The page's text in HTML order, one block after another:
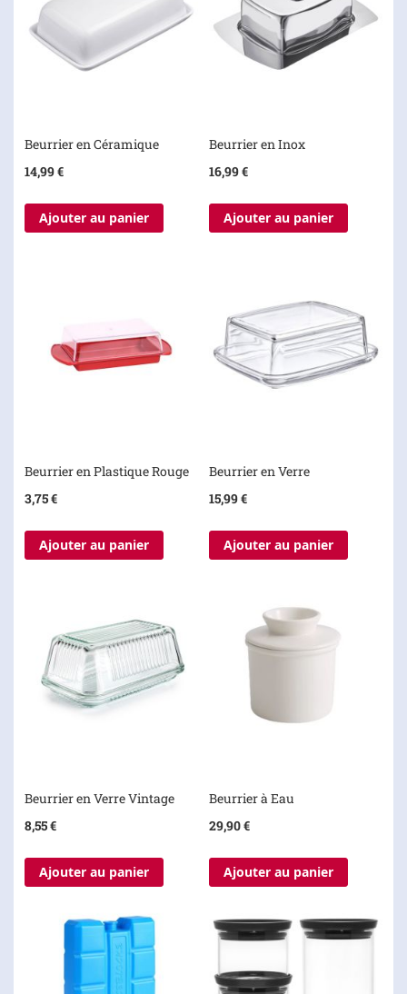
Beurrier en Céramique
14,99 €
Ajouter au panier
Beurrier en Inox
16,99 €
Ajouter au panier
Beurrier en Plastique Rouge
3,75 €
Ajouter au panier
Beurrier en Verre
15,99 €
Ajouter au panier
Beurrier en Verre Vintage
8,55 €
Ajouter au panier
Beurrier à Eau
29,90 €
Ajouter au panier